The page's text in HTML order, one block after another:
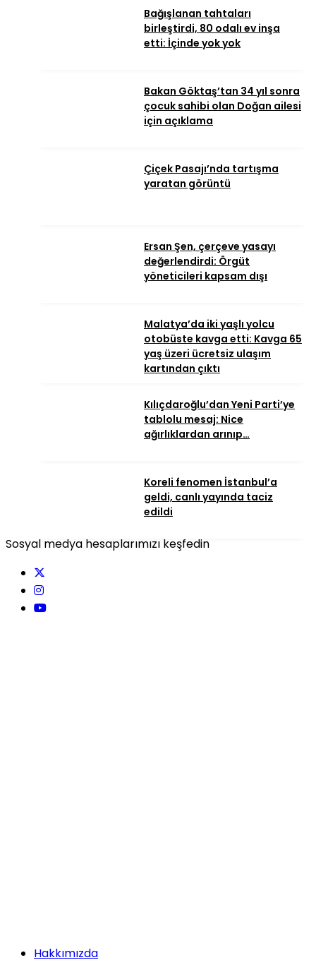
Bağışlanan tahtaları
birleştirdi, 80 odalı ev inşa
etti: İçinde yok yok
Bakan Göktaş’tan 34 yıl sonra
çocuk sahibi olan Doğan ailesi
için açıklama
Çiçek Pasajı’nda tartışma
yaratan görüntü
Ersan Şen, çerçeve yasayı
değerlendirdi: Örgüt
yöneticileri kapsam dışı
Malatya’da iki yaşlı yolcu
otobüste kavga etti: Kavga 65
yaş üzeri ücretsiz ulaşım
kartından çıktı
Kılıçdaroğlu’dan Yeni Parti’ye
tablolu mesaj: Nice
ağırlıklardan arınıp…
Koreli fenomen İstanbul’a
geldi, canlı yayında taciz
edildi
Sosyal medya hesaplarımızı keşfedin
Hakkımızda